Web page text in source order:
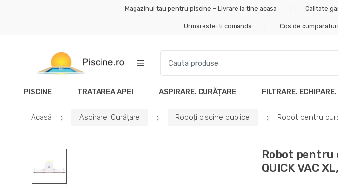
Magazinul tau pentru piscine – Livrare la tine acasa Calitate
Urmareste-ti comanda Cos de cumparaturi
for:
PISCINE TRATAREA APEI ASPIRARE. CURĂȚARE FILTRARE.
Acasă Aspirare. Curățare Roboți piscine publice Robot pentru
Robot
QUICK VAC